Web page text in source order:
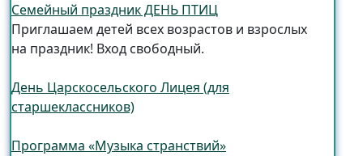
Семейный праздник ДЕНЬ ПТИЦ
Приглашаем детей всех возрастов и взрослых
на праздник! Вход свободный.
День Царскосельского Лицея (для
старшеклассников)
Программа «Музыка странствий»